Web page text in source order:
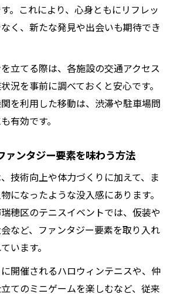
。これにより、心身ともにリフレッ
く、新たな発見や出会いも期待でき
立てる際は、各施設の交通アクセス
況を事前に調べておくと安心です。
を利用した移動は、渋滞や駐車場問
有効です。
ァンタジー要素を味わう方法
技術向上や体力づくりに加えて、ま
になったような没入感にあります。
穂区のテニスイベントでは、仮装や
など、ファンタジー要素を取り入れ
います。
開催されるハロウィンテニスや、仲
てのミニゲームを楽しむなど、従来